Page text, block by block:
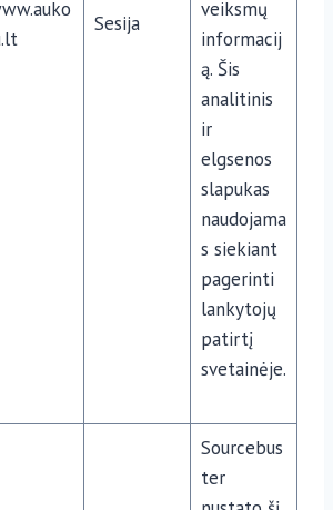
Sesija
veiksmų
informacij
ą. Šis
analitinis
ir
elgsenos
slapukas
naudojama
s siekiant
pagerinti
lankytojų
patirtį
svetainėje.
Sourcebus
ter